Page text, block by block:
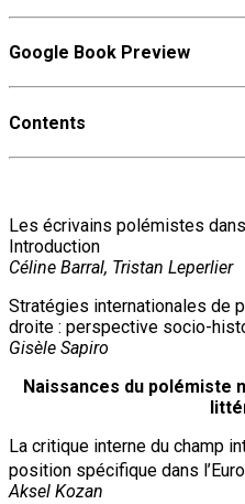
Google Book Preview
Contents
Les écrivains polémistes
Introduction
Céline Barral, Tristan Leperlier
Stratégies internationales de
droite : perspective socio-
Gisèle Sapiro
Naissances du polémiste
La critique interne du champ
position spécifique dans
Aksel Kozan